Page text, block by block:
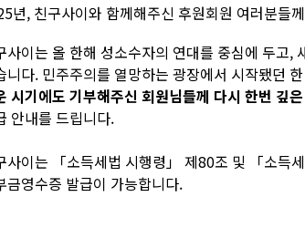
년, 친구사이와 함께해주신 후원회원 여러분들
사이는 올 한해 성소수자의 연대를 중심에 두고,
니다. 민주주의를 열망하는 광장에서 시작됐던
시기에도 기부해주신 회원님들께 다시 한번 깊
안내를 드립니다.
사이는 「소득세법 시행령」 제80조 및 「소득
금영수증 발급이 가능합니다.